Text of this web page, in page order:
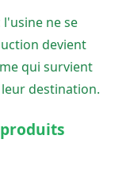
ne se
devient
qui survient
destination.